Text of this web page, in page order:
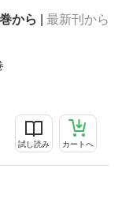
から 最新刊から
試し読み カートへ